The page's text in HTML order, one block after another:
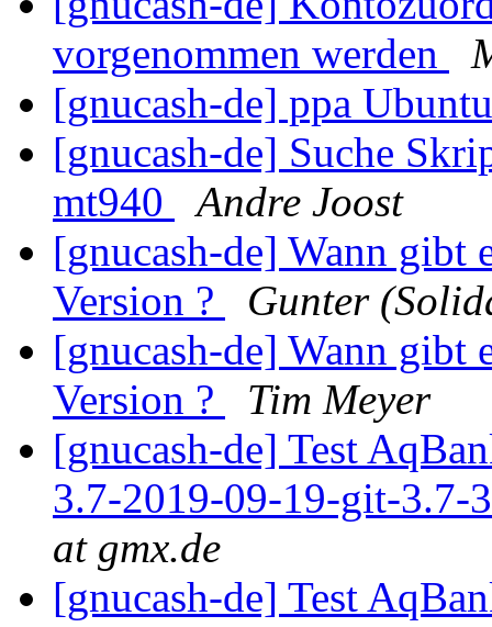
vorgenommen werden
[gnucash-de] ppa
[gnucash-de] Suche
mt940
Andre Joost
[gnucash-de] Wann gibt
Version ?
Gunter
[gnucash-de] Wann gibt
Version ?
Tim Meyer
[gnucash-de] Test
3.7-2019-09-19-git-3.7-
at gmx.de
[gnucash-de] Test